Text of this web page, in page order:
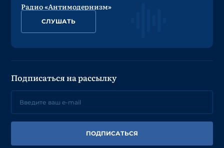
Радио «Антимодернизм»
СЛУШАТЬ
Подписаться на рассылку
ПОДПИСАТЬСЯ